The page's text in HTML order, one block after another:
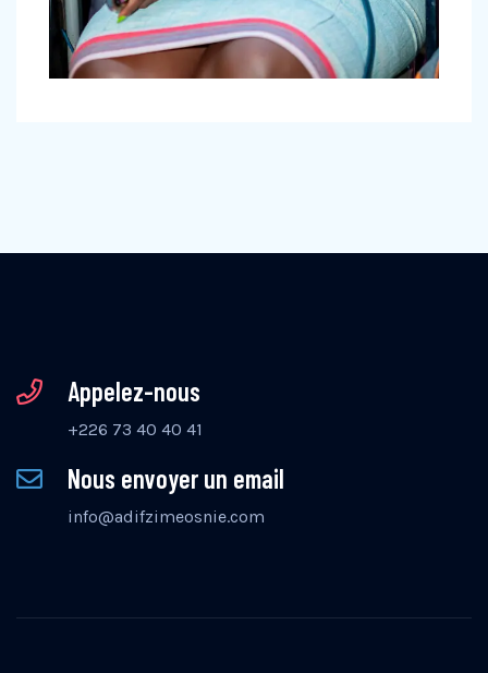
Appelez-nous
+226 73 40 40 41
Nous envoyer un email
info@adifzimeosnie.com